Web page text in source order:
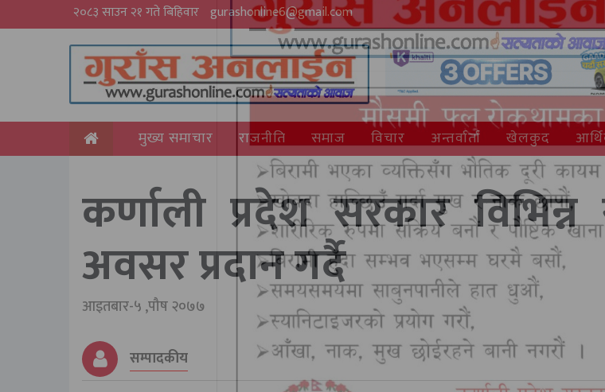
२०८३ साउन २१ गते बिहिवार gurashonline6@gmail.com
मुख्य समाचार राजनीति समाज विचार अन्तर्वार्ता खेलकुद
कर्णाली प्रदेश सरकार
अवसर प्रदान गर्दै
आइतबार-५ ,पौष २०७७
सम्पादकीय